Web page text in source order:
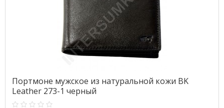
Портмоне мужское из натуральной кожи BK
Leather 273-1 черный